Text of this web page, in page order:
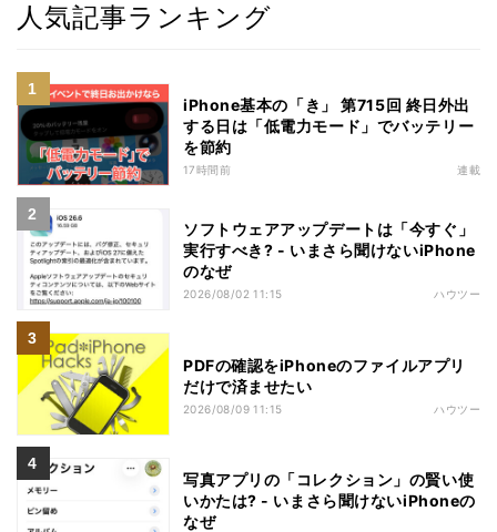
人気記事ランキング
iPhone基本の「き」 第715回 終日外出
する日は「低電力モード」でバッテリー
を節約
17時間前 連載
ソフトウェアアップデートは「今すぐ」
実行すべき? - いまさら聞けないiPhone
のなぜ
2026/08/02 11:15 ハウツー
PDFの確認をiPhoneのファイルアプリ
だけで済ませたい
2026/08/09 11:15 ハウツー
写真アプリの「コレクション」の賢い使
いかたは? - いまさら聞けないiPhoneの
なぜ